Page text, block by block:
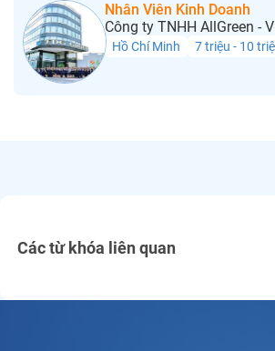
Nhân Viên Kinh Doanh
Công ty TNHH AllGreen -
Hồ Chí Minh 7 triệu - 10
Các từ khóa liên quan